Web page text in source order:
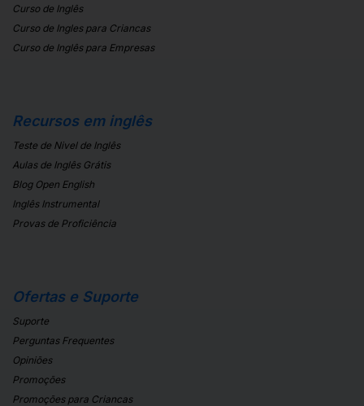
Curso de Inglês
Curso de Ingles para Criancas
Curso de Inglês para Empresas
Recursos em inglês
Teste de Nivel de Inglês
Aulas de Inglês Grátis
Blog Open English
Inglês Instrumental
Provas de Proficiência
Ofertas e Suporte
Suporte
Perguntas Frequentes
Opiniões
Promoções
Promoções para Criancas